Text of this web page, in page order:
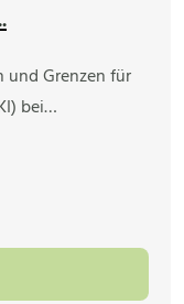
Grenzen für
bei…